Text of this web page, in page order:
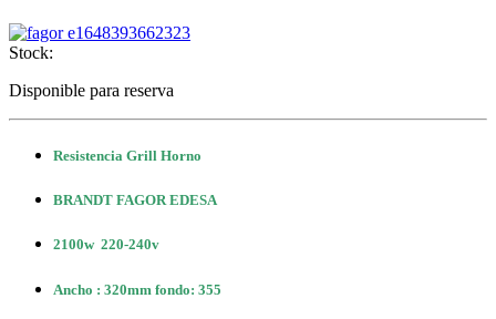
Stock:
Disponible para reserva
Resistencia Grill Horno
BRANDT FAGOR EDESA
2100w 220-240v
Ancho : 320mm fondo: 355